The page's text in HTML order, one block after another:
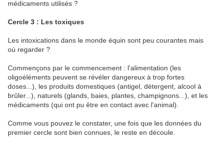
médicaments utilisés ?
Cercle 3 : Les toxiques
Les intoxications dans le monde équin sont peu courantes mais
où regarder ?
Commençons par le commencement : l'alimentation (les
oligoéléments peuvent se révéler dangereux à trop fortes
doses...), les produits domestiques (antigel, détergent, alcool à
brûler...), naturels (glands, baies, plantes, champignons...), et les
médicaments (qui ont pu être en contact avec l'animal).
Comme vous pouvez le constater, une fois que les données du
premier cercle sont bien connues, le reste en découle.